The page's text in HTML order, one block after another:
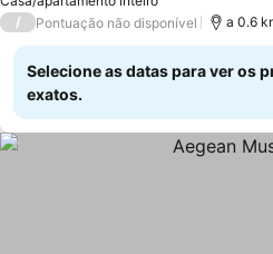
/ Pontuação não disponível a 0.6
Selecione as datas para ver os
exatos.